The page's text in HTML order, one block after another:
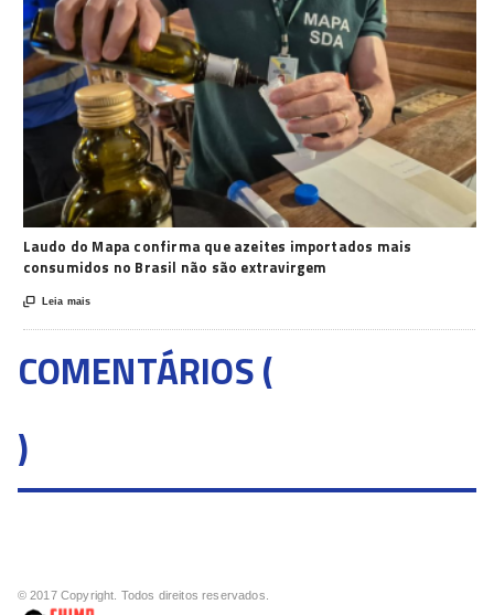
Laudo do Mapa confirma que azeites importados mais
consumidos no Brasil não são extravirgem
 Leia mais
COMENTÁRIOS (
)
© 2017 Copyright. Todos direitos reservados.